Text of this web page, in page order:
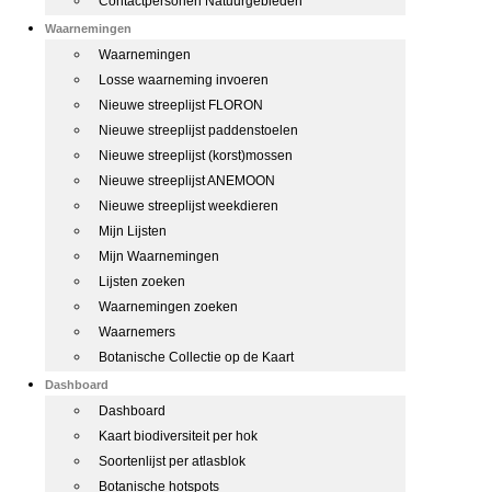
Waarnemingen
Waarnemingen
Losse waarneming invoeren
Nieuwe streeplijst FLORON
Nieuwe streeplijst paddenstoelen
Nieuwe streeplijst (korst)mossen
Nieuwe streeplijst ANEMOON
Nieuwe streeplijst weekdieren
Mijn Lijsten
Mijn Waarnemingen
Lijsten zoeken
Waarnemingen zoeken
Waarnemers
Botanische Collectie op de Kaart
Dashboard
Dashboard
Kaart biodiversiteit per hok
Soortenlijst per atlasblok
Botanische hotspots